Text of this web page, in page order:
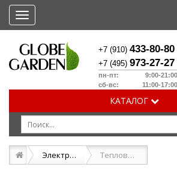
Меню
+7 (910)433-80-80
+7 (495)973-27-27
пн-пт: 9:00-21:00
сб-вс: 11:00-17:00
КАТАЛОГ
Электрические тепловые пушки Тепловая пушка FORWARD FFH-2SF